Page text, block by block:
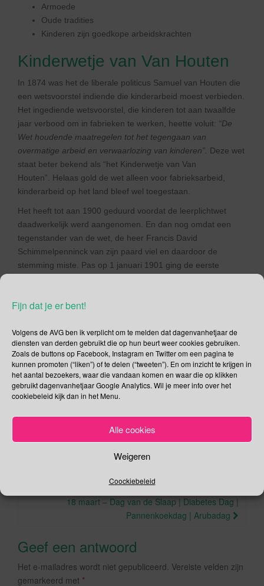
Fijn dat je er bent!
Volgens de AVG ben ik verplicht om te melden dat dagenvanhetjaar de
diensten van derden gebruikt die op hun beurt weer cookies gebruiken.
Zoals de buttons op Facebook, Instagram en Twitter om een pagina te
kunnen promoten (“liken”) of te delen (“tweeten”). En om inzicht te krijgen in
het aantal bezoekers, waar die vandaan komen en waar die op klikken
gebruikt dagenvanhetjaar Google Analytics. Wil je meer info over het
cookiebeleid kijk dan in het Menu.
Alle cookies
Weigeren
Coockiebeleid
Armoede
Oude tradities
Kinderen zijn goedkope arbeidskrachten
Kinderwetje van Van Houten
In 1874 was het de liberale politicus Samuel van Houten die
een wetsvoorstel indiende die kinderarbeid moest verbieden.
Het ingediende wetsvoorstel, die kinderen tot aan twaalfde
jaar verbood om in fabrieken te werken, heette voluit: “De
Wet houdende maatregelen tot het tegengaan van
overmatige arbeid en verwaarlozing van kinderen”. Deze wet
staat beter bekend als “het Kinderwetje van Van
Houten”. Helaas gold de wet alleen voor fabrieksarbeid,
kinderarbeid op het land bleef wel toegestaan.
Het heeft tot aan 1900 geduurd voordat de leerplichtwet
daadwerkelijk werd aangenomen. En dan nog omdat een
tegenstander van de wet, de heer Francis David
Schimmelpenninck van zijn paard viel en daardoor de
stemming miste. Pas op 1 januari 1901 ging de eerste
is dat je toegang hebt tot goed onderwijs!
Deel dit bericht
F
a
c
e
k
T
wi
tt
er
Maart kwalificatieplicht ,leerplicht,Leerplichtwet,
Schimmelpenninck. Permalink
Berichtnavigatie
16 maart – Boomfeestdag | Dag van de Ingenieur
18 maart – Dag van de Slaap | Diabetes Dag |
Pannenkoekdag | Arubadag
Geef een antwoord
Het e-mailadres wordt niet gepubliceerd. Vereiste velden zijn
gemarkeerd met *